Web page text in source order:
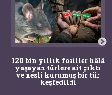
120 bin yıllık fosiller hâlâ
yaşayan türlere ait çıktı
ve nesli kurumuş bir tür
keşfedildi